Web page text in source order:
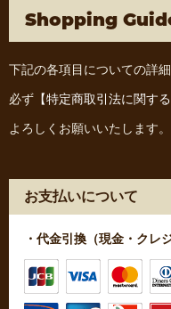
Shopping
下記の各項目についての詳
必ず 【特定商取引法に関する
よろしくお願いいたします。
お支払いについて
・代金引換（現金・クレ